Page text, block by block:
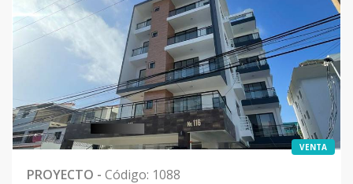
VENTA
PROYECTO - Código: 1088